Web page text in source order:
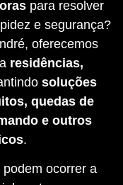
para resolver
e segurança?
oferecemos
residências,
soluções
quedas de
e outros
.
ocorrer a